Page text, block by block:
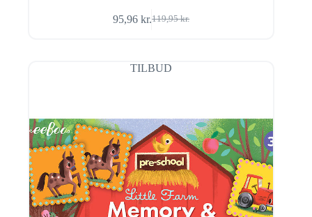
119,95kr.
Den
var:
119,95 kr..
95,96kr.Den
er:
95,96 kr..
TILBUD